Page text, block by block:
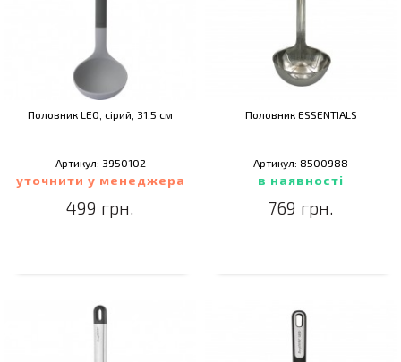
Половник LEO, сірий, 31,5 см
Артикул: 3950102
уточнити у менеджера
499 грн.
Половник ESSENTIALS
Артикул: 8500988
в наявності
769 грн.